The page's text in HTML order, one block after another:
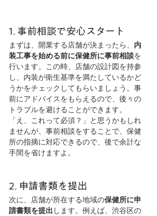
1. 事前相談で安心スタート
まずは、開業する店舗が決まったら、 内
装工事を始める前に保健所に事前相談を
行います。この時、店舗の設計図を持参
し、内装が衛生基準を満たしているかど
うかをチェックしてもらいましょう。事
前にアドバイスをもらえるので、後々の
トラブルを避けることができます。
「え、これって必須？」と思うかもしれ
ませんが、事前相談をすることで、保健
所の指摘に対応できるので、後で余計な
手間を省けますよ。
2. 申請書類を提出
次に、店舗が所在する地域の保健所に申
請書類を提出 します。例えば、渋谷区の